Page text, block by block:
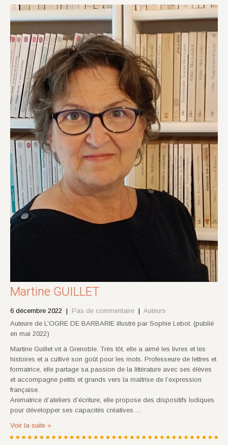
Martine GUILLET
6 décembre 2022 | Pas de commentaire | Auteurs
Auteure de L’OGRE DE BARBARIE illustré par Sophie Lebot. (publié
en mai 2022)
Martine Guillet vit à Grenoble. Très tôt, elle a aimé les livres et les
histoires et a cultivé son goût pour les mots. Professeure de lettres et
formatrice, elle partage sa passion de la littérature avec ses élèves
et accompagne petits et grands vers la maîtrise de l’expression
française.
Animatrice d’ateliers d’écriture, elle propose des dispositifs ludiques
pour développer ses capacités créatives….
Voir la suite »